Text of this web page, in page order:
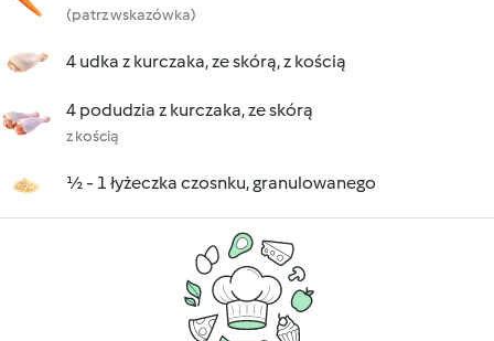
(patrz wskazówka)
4 udka z kurczaka, ze skórą, z kością
4 podudzia z kurczaka, ze skórą
z kością
½ - 1 łyżeczka czosnku, granulowanego